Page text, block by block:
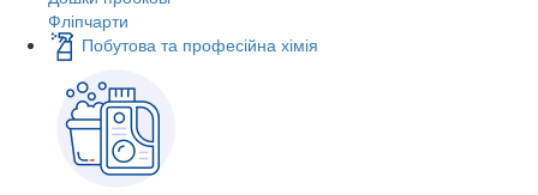
Фліпчарти
Побутова та професійна хімія